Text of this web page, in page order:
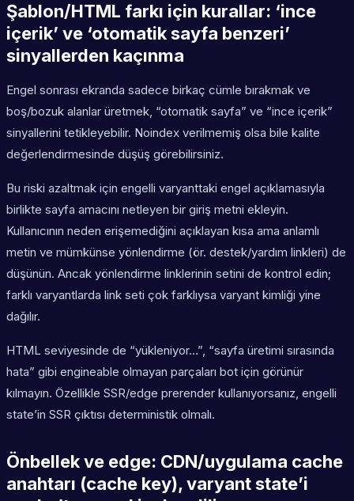
Şablon/HTML farkı için kurallar: ‘ince
içerik’ ve ‘otomatik sayfa benzeri’
sinyallerden kaçınma
Engel sonrası ekranda sadece birkaç cümle bırakmak ve
boş/bozuk alanlar üretmek, “otomatik sayfa” ve “ince içerik”
sinyallerini tetikleyebilir. Noindex verilmemiş olsa bile kalite
değerlendirmesinde düşüş görebilirsiniz.
Bu riski azaltmak için engelli varyanttaki engel açıklamasıyla
birlikte sayfa amacını netleyen bir giriş metni ekleyin.
Kullanıcının neden erişemediğini açıklayan kısa ama anlamlı
metin ve mümkünse yönlendirme (ör. destek/yardım linkleri) de
düşünün. Ancak yönlendirme linklerinin setini de kontrol edin;
farklı varyantlarda link seti çok farklıysa varyant kimliği yine
dağılır.
HTML seviyesinde de “yükleniyor…”, “sayfa üretimi sırasında
hata” gibi engineable olmayan parçaları bot için görünür
kılmayın. Özellikle SSR/edge prerender kullanıyorsanız, engelli
state’in SSR çıktısı deterministik olmalı.
Önbellek ve edge: CDN/uygulama cache
anahtarı (cache key), varyant state’i